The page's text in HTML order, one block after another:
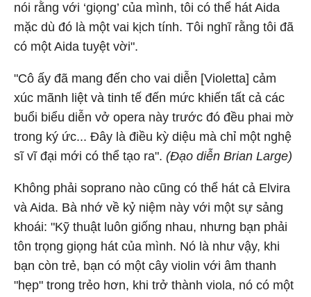
nói rằng với ‘giọng’ của mình, tôi có thể hát Aida
mặc dù đó là một vai kịch tính. Tôi nghĩ rằng tôi đã
có một Aida tuyệt vời".
"Cô ấy đã mang đến cho vai diễn [Violetta] cảm
xúc mãnh liệt và tinh tế đến mức khiến tất cả các
buổi biểu diễn vở opera này trước đó đều phai mờ
trong ký ức... Đây là điều kỳ diệu mà chỉ một nghệ
sĩ vĩ đại mới có thể tạo ra". (Đạo diễn Brian Large)
Không phải soprano nào cũng có thể hát cả Elvira
và Aida. Bà nhớ về kỷ niệm này với một sự sảng
khoái: "Kỹ thuật luôn giống nhau, nhưng bạn phải
tôn trọng giọng hát của mình. Nó là như vậy, khi
bạn còn trẻ, bạn có một cây violin với âm thanh
"hẹp" trong trẻo hơn, khi trở thành viola, nó có một